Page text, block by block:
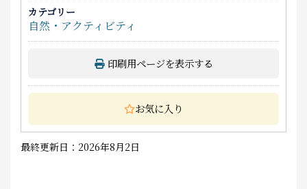
カテゴリー
自然・アクティビティ
印刷用ページを表示する
お気に入り
最終更新日：2026年8月2日